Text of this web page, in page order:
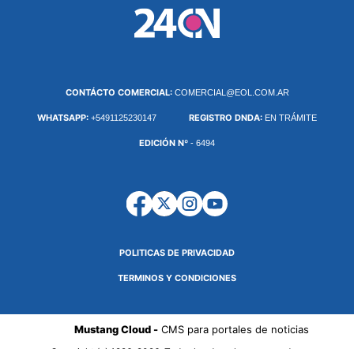
CONTÁCTO COMERCIAL: COMERCIAL@EOL.COM.AR
WHATSAPP: +5491125230147 REGISTRO DNDA: EN TRÁMITE
EDICIÓN Nº - 6494
POLITICAS DE PRIVACIDAD
TERMINOS Y CONDICIONES
Mustang Cloud -CMS para portales de noticias